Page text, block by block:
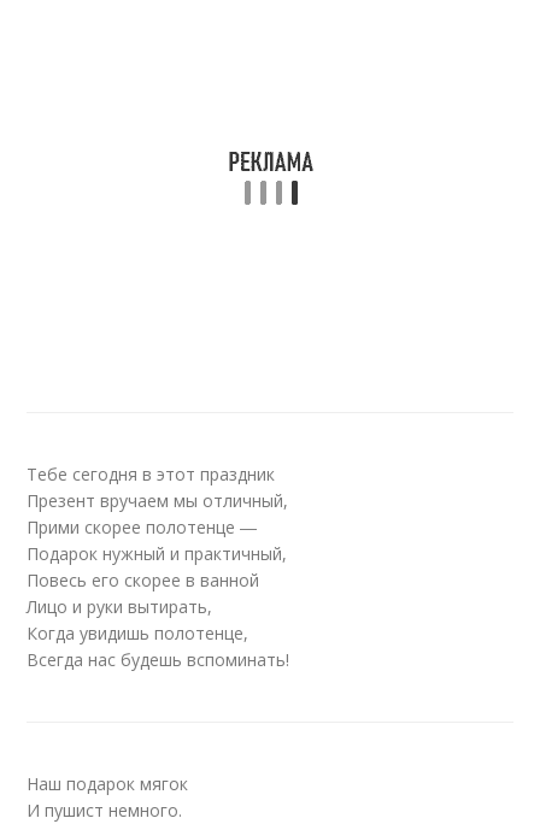
Тебе сегодня в этот праздник
Презент вручаем мы отличный,
Прими скорее полотенце ―
Подарок нужный и практичный,
Повесь его скорее в ванной
Лицо и руки вытирать,
Когда увидишь полотенце,
Всегда нас будешь вспоминать!
Наш подарок мягок
И пушист немного.